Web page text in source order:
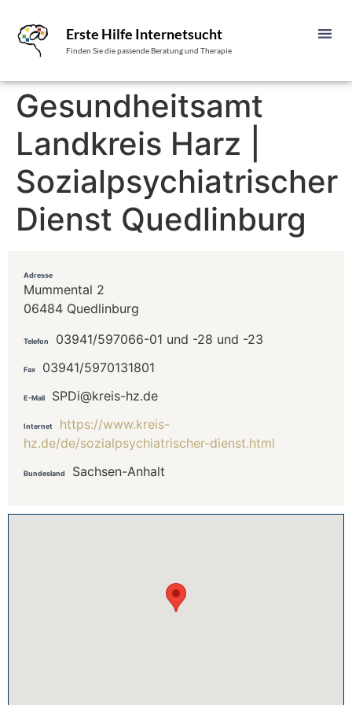
Erste Hilfe Internetsucht
Finden Sie die passende Beratung und Therapie
Gesundheitsamt
Landkreis Harz |
Sozialpsychiatrischer
Dienst Quedlinburg
Adresse
Mummental 2
06484 Quedlinburg
Telefon 03941/597066-01 und -28 und -23
Fax 03941/5970131801
E-Mail SPDi@kreis-hz.de
Internet
https://www.kreis-
hz.de/de/sozialpsychiatrischer-dienst.html
Bundesland Sachsen-Anhalt